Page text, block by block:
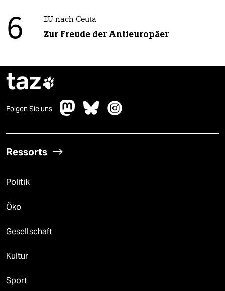
6 EU nach Ceuta
Zur Freude der Antieuropäer
taz
Folgen Sie uns
Ressorts
Politik
Öko
Gesellschaft
Kultur
Sport